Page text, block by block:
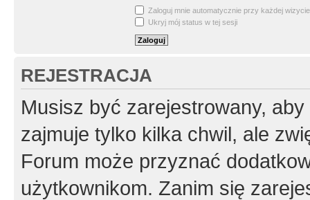
Zaloguj mnie automatycznie przy każdej wizycie
Ukryj mój status w tej sesji
REJESTRACJA
Musisz być zarejestrowany,
zajmuje tylko kilka chwil, ale
Forum może przyznać
użytkownikom. Zanim się